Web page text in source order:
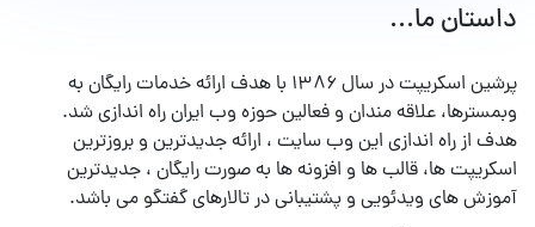
داستان ما...
پرشین اسکریپت در سال ۱۳۸۶ با هدف ارائه خدمات رایگان به
وبمسترها، علاقه مندان و فعالین حوزه وب ایران راه اندازی شد.
هدف از راه اندازی این وب سایت ، ارائه جدیدترین و بروزترین
اسکریپت ها، قالب ها و افزونه ها به صورت رایگان ، جدیدترین
آموزش های ویدئویی و پشتیبانی در تالارهای گفتگو می باشد.